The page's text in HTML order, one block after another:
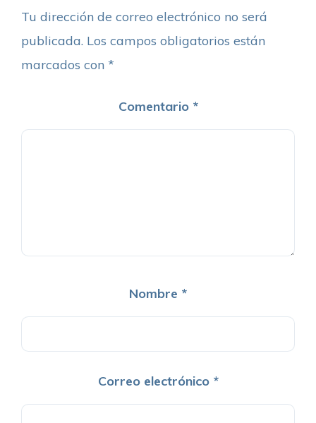
Tu dirección de correo electrónico no será
publicada. Los campos obligatorios están
marcados con *
Comentario *
Nombre *
Correo electrónico *